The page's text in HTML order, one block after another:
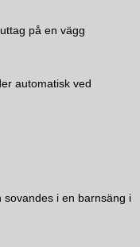
automatisk ved